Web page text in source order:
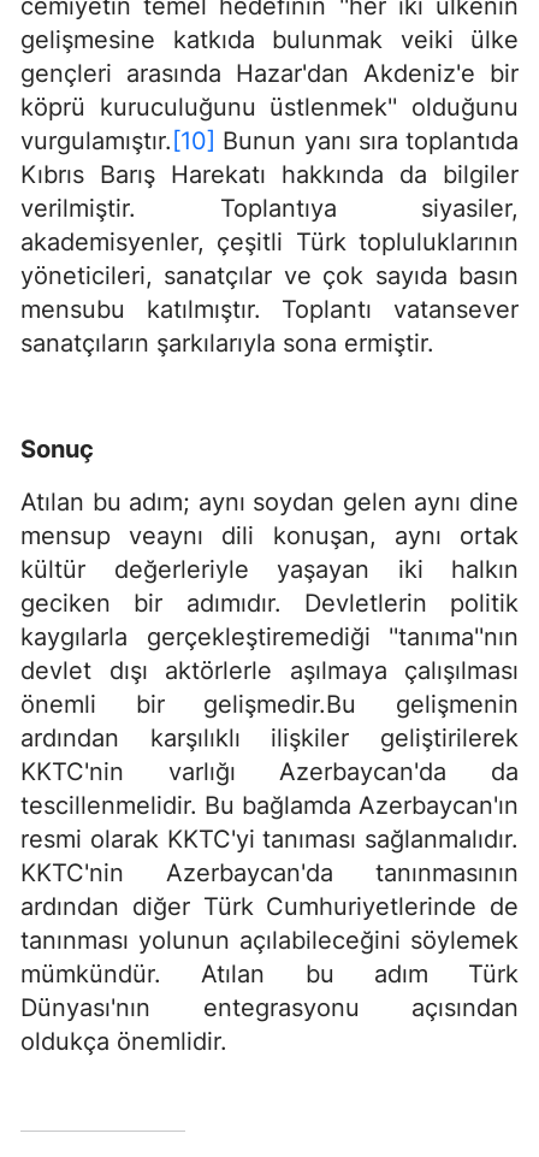
cemiyetin temel hedefinin ''her iki ülkenin
gelişmesine katkıda bulunmak veiki ülke
gençleri arasında Hazar'dan Akdeniz'e bir
köprü kuruculuğunu üstlenmek'' olduğunu
vurgulamıştır. [10] Bunun yanı sıra toplantıda
Kıbrıs Barış Harekatı hakkında da bilgiler
verilmiştir. Toplantıya siyasiler,
akademisyenler, çeşitli Türk topluluklarının
yöneticileri, sanatçılar ve çok sayıda basın
mensubu katılmıştır. Toplantı vatansever
sanatçıların şarkılarıyla sona ermiştir.
Sonuç
Atılan bu adım; aynı soydan gelen aynı dine
mensup veaynı dili konuşan, aynı ortak
kültür değerleriyle yaşayan iki halkın
geciken bir adımıdır. Devletlerin politik
kaygılarla gerçekleştiremediği ''tanıma''nın
devlet dışı aktörlerle aşılmaya çalışılması
önemli bir gelişmedir.Bu gelişmenin
ardından karşılıklı ilişkiler geliştirilerek
KKTC'nin varlığı Azerbaycan'da da
tescillenmelidir. Bu bağlamda Azerbaycan'ın
resmi olarak KKTC'yi tanıması sağlanmalıdır.
KKTC'nin Azerbaycan'da tanınmasının
ardından diğer Türk Cumhuriyetlerinde de
tanınması yolunun açılabileceğini söylemek
mümkündür. Atılan bu adım Türk
Dünyası'nın entegrasyonu açısından
oldukça önemlidir.